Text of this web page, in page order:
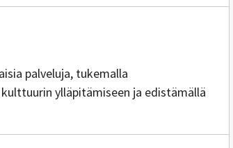
yhdenvertaisuustasa-
palveluja, tukemalla
ylläpitämiseen ja edistämällä